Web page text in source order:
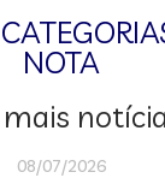
NOTA
mais
08/07/2026